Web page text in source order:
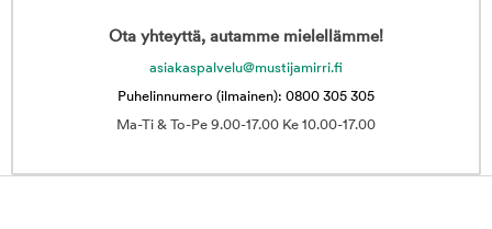
Ota yhteyttä, autamme mielellämme!
asiakaspalvelu@mustijamirri.fi
Puhelinnumero (ilmainen): 0800 305 305
Ma-Ti & To-Pe 9.00-17.00 Ke 10.00-17.00